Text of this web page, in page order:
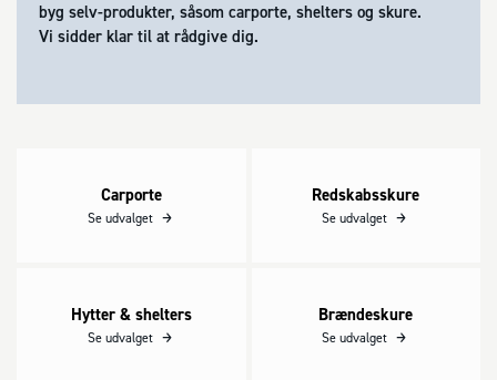
byg selv-produkter, såsom carporte, shelters og skure.
Vi sidder klar til at rådgive dig.
Carporte
Se udvalget
Redskabsskure
Se udvalget
Hytter & shelters
Se udvalget
Brændeskure
Se udvalget